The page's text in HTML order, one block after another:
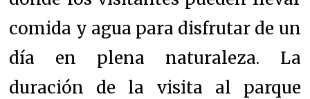
comida y agua para disfrutar de un
día en plena naturaleza. La
duración de la visita al parque